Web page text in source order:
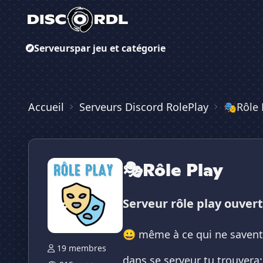
Serveurspar jeu et catégorie
Accueil Serveurs Discord RolePlay 🎭Rôle
19 membres
🎭Rôle Play
Serveur rôle play
😀 même à ce qui ne
dans se serveur tu trouvera: